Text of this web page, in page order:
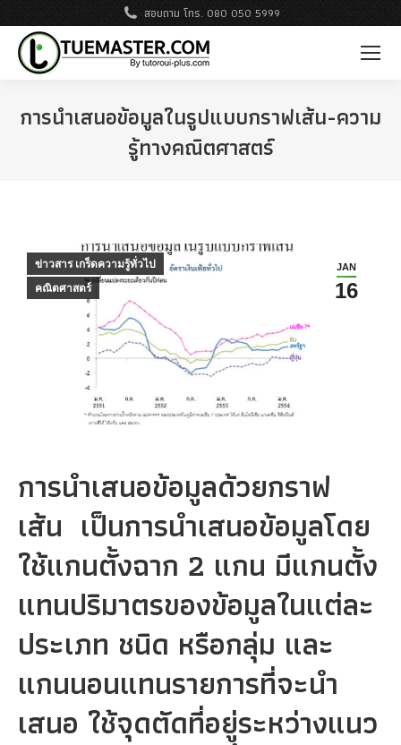
สอบถาม โทร. 080 050 5999
การนำเสนอข้อมูลในรูปแบบกราฟเส้น-ความ
รู้ทางคณิตศาสตร์
JAN
16
ข่าวสาร เกร็ดความรู้ทั่วไป
คณิตศาสตร์
การนำเสนอข้อมูลด้วยกราฟ
เส้น เป็นการนำเสนอข้อมูลโดย
ใช้แกนตั้งฉาก 2 แกน มีแกนตั้ง
แทนปริมาตรของข้อมูลในแต่ละ
ประเภท ชนิด หรือกลุ่ม และ
แกนนอนแทนรายการที่จะนำ
เสนอ ใช้จุดตัดที่อยู่ระหว่างแนว